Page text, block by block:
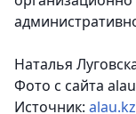
Наталья
Фото с сайта
Источник: alau.kz